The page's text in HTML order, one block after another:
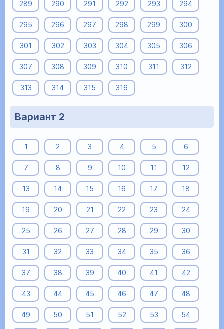
289 290 291 292 293 294
295 296 297 298 299 300
301 302 303 304 305 306
307 308 309 310 311 312
313 314 315 316
Вариант 2
1 2 3 4 5 6
7 8 9 10 11 12
13 14 15 16 17 18
19 20 21 22 23 24
25 26 27 28 29 30
31 32 33 34 35 36
37 38 39 40 41 42
43 44 45 46 47 48
49 50 51 52 53 54